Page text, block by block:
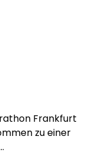
Frankfurt
zu einer